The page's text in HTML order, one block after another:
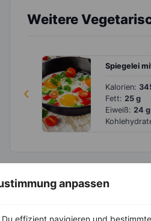
anpassen
effizient navigieren und
Weitere
‹ Kalorien:
Fett:25 g
Eiweiß:24 g
Rezepte mit 200